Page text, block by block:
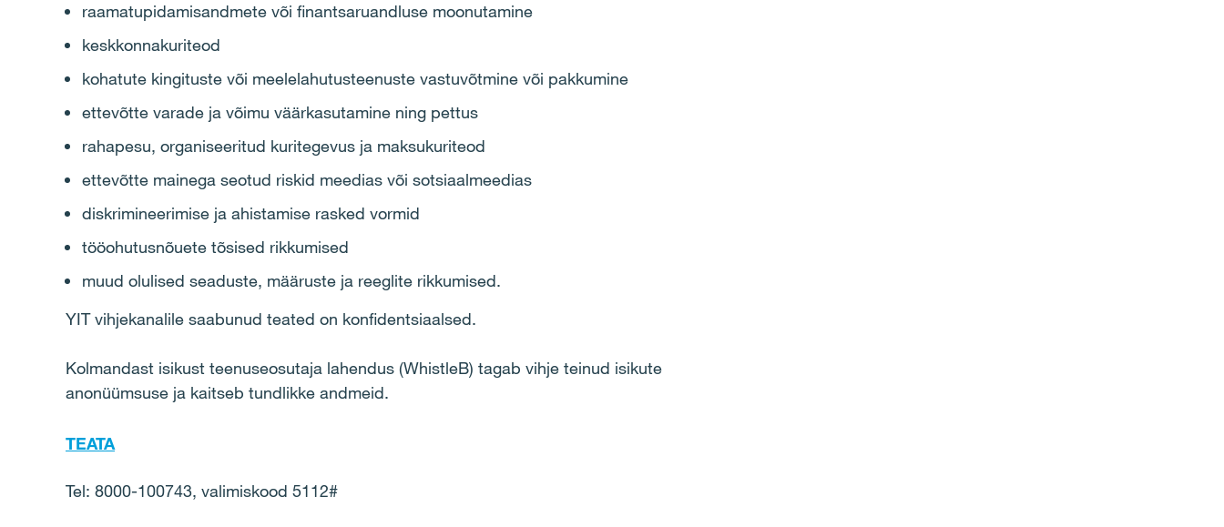
raamatupidamisandmete või finantsaruandluse moonutamine
keskkonnakuriteod
kohatute kingituste või meelelahutusteenuste vastuvõtmine või pakkumine
ettevõtte varade ja võimu väärkasutamine ning pettus
rahapesu, organiseeritud kuritegevus ja maksukuriteod​
ettevõtte mainega seotud riskid meedias või sotsiaalmeedias
diskrimineerimise ja ahistamise rasked vormid
tööohutusnõuete tõsised rikkumised
muud olulised seaduste, määruste ja reeglite rikkumised​.
YIT vihjekanalile saabunud teated on konfidentsiaalsed.
Kolmandast isikust teenuseosutaja lahendus (WhistleB) tagab vihje teinud isikute
anonüümsuse ja kaitseb tundlikke andmeid. ​
TEATA
Tel: 8000-100743, valimiskood 5112#